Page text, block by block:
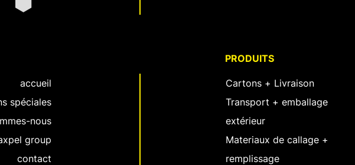
PRODUITS
accueil
spéciales
nous
group
contact
Cartons + Livraison
Transport + emballage
extérieur
Materiaux de callage +
remplissage